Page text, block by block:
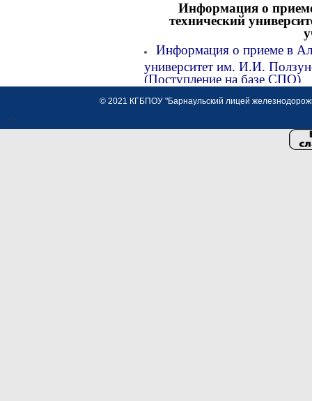
Информация о
технический
Информация о приеме в
университет им. И.И.
(Поступление на базе СПО)
© 2021 КГБПОУ "Барнаульский лицей
<>